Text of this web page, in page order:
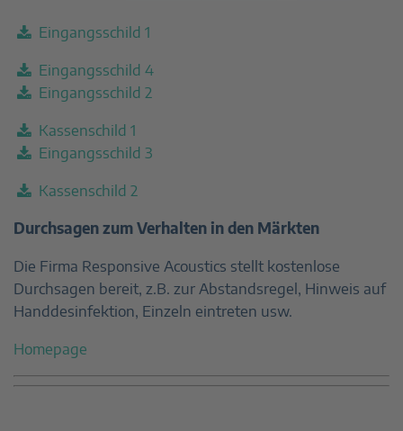
Eingangsschild 1
Eingangsschild 4
Eingangsschild 2
Kassenschild 1
Eingangsschild 3
Kassenschild 2
Durchsagen zum Verhalten in den Märkten
Die Firma Responsive Acoustics stellt kostenlose
Durchsagen bereit, z.B. zur Abstandsregel, Hinweis auf
Handdesinfektion, Einzeln eintreten usw.
Homepage